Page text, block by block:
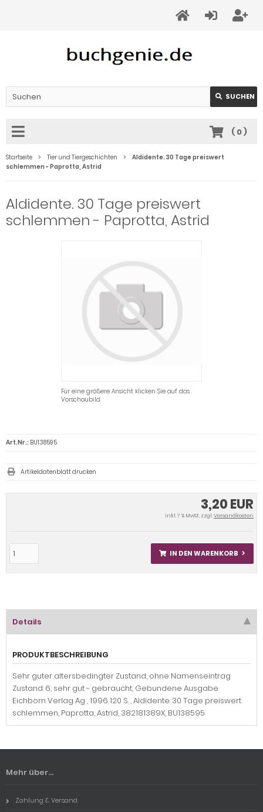
SUCHEN
( 0)
Startseite Tier und Tiergeschichten
Aldidente. 30 Tage preiswert
schlemmen - Paprotta, Astrid
Aldidente. 30 Tage preiswert
schlemmen - Paprotta, Astrid
Für eine größere Ansicht klicken Sie auf das
Vorschaubild
3,20 EUR
inkl. 7 % MwSt. zzgl.Versandkosten
IN DEN WARENKORB
Art.Nr.: BU138595
Artikeldatenblatt drucken
Details
PRODUKTBESCHREIBUNG
Sehr guter altersbedingter Zustand, ohne Namenseintrag
Zustand: 6, sehr gut - gebraucht, Gebundene Ausgabe
Eichborn Verlag Ag , 1996 120 S. , Aldidente. 30 Tage preiswert
schlemmen, Paprotta, Astrid, 382181389X, BU138595
Mehr über...
Zahlung & Versand